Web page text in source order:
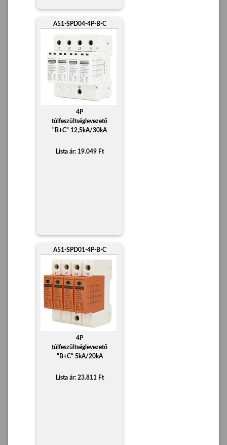
A51-SPD04-4P-B-C
4P
túlfeszültséglevezető
"B+C" 12,5kA/30kA
Lista ár: 19.049 Ft
A51-SPD01-4P-B-C
4P
túlfeszültséglevezető
"B+C" 5kA/20kA
Lista ár: 23.811 Ft